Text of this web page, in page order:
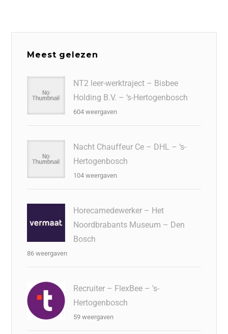
e
b
k
e
dI
er o
d
n
a
s
p
l
Meest gelezen
NT2 leer-werktraject – Bisbee
Holding B.V. – ‘s-Hertogenbosch
604 weergaven
Nacht Chauffeur Ce – DHL – ‘s-
Hertogenbosch
104 weergaven
Horecamedewerker – Het
Noordbrabants Museum – Den
Bosch
86 weergaven
Recruiter – FlexBee – 's-
Hertogenbosch
59 weergaven